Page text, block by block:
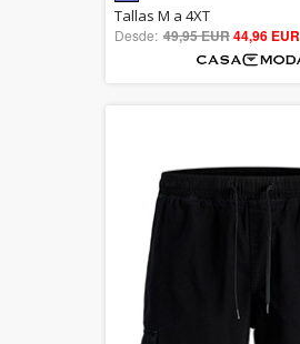
5.00
out of 5
Tallas M a 4XT
Desde: 49,95 EUR44,96 EUR